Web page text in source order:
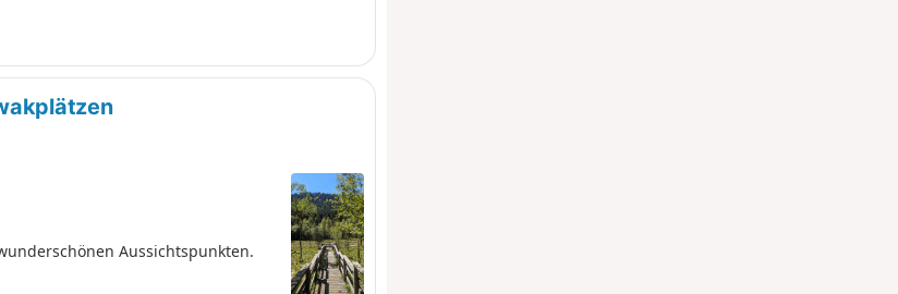
Aussichtspunkten.